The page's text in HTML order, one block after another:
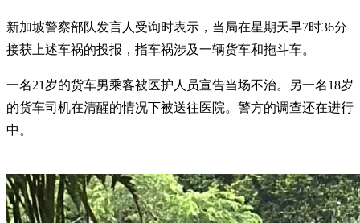
新加坡警察部队发言人受询时表示，当局在星期天早7时36分
接获上述车祸的投报，指车祸涉及一辆货车和拖斗车。
一名21岁的货车男乘客被医护人员宣告当场不治。另一名18岁
的货车司机在清醒的情况下被送往医院。警方的调查还在进行
中。